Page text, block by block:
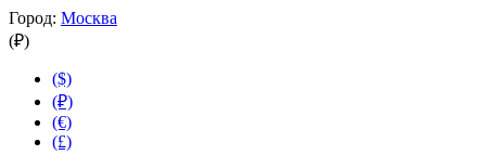
Город: Москва
(₽)
($)
(₽)
(€)
(£)